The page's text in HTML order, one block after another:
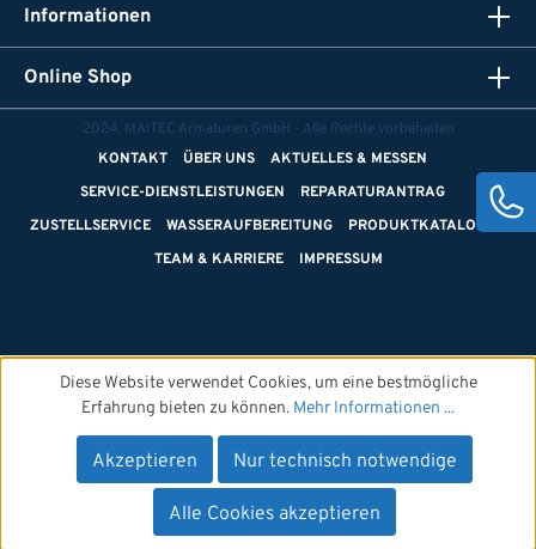
Informationen
Online Shop
2024, MAITEC Armaturen GmbH - Alle Rechte vorbehalten
KONTAKT
ÜBER UNS
AKTUELLES & MESSEN
SERVICE-DIENSTLEISTUNGEN
REPARATURANTRAG
ZUSTELLSERVICE
WASSERAUFBEREITUNG
PRODUKTKATALOGE
TEAM & KARRIERE
IMPRESSUM
Diese Website verwendet Cookies, um eine bestmögliche
Erfahrung bieten zu können. Mehr Informationen ...
Nur technisch notwendige
Akzeptieren
Alle Cookies akzeptieren